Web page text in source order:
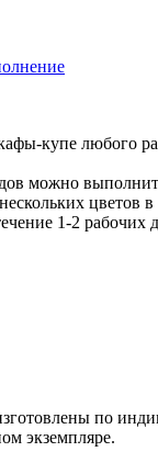
купе любого
можно
цветов
1-2 рабочих
по
экземпляре.